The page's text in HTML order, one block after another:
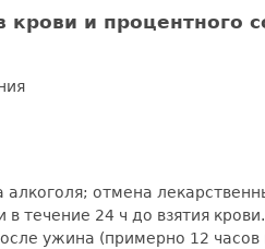
и процентного
отмена
24 ч до взятия
ужина (примерно 12 часов